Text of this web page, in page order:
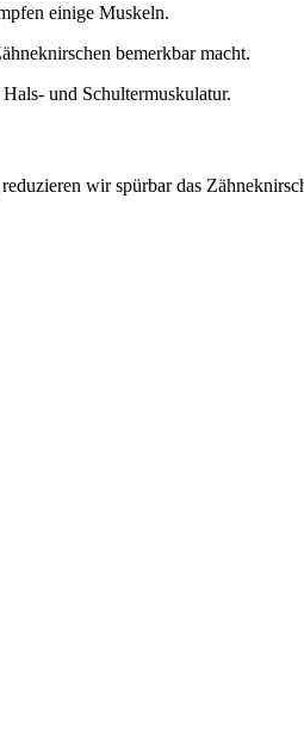
einige Muskeln.
bemerkbar macht.
und Schultermuskulatur.
wir spürbar das